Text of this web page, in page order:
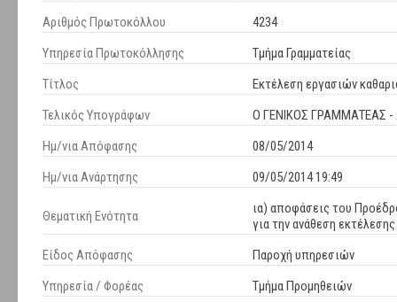
Αριθμός Πρωτοκόλλου
4234
Υπηρεσία Πρωτοκόλλησης
Τμήμα Γραμματείας
Τίτλος
Εκτέλεση εργασιών
Τελικός Υπογράφων
Ο ΓΕΝΙΚΟΣ ΓΡΑΜΜΑΤΕΑΣ
Ημ/νια Απόφασης
08/05/2014
Ημ/νια Ανάρτησης
09/05/2014 19:49
Θεματική Ενότητα
ια) αποφάσεις του
για την ανάθεση
Είδος Απόφασης
Παροχή υπηρεσιών
Υπηρεσία / Φορέας
Τμήμα Προμηθειών